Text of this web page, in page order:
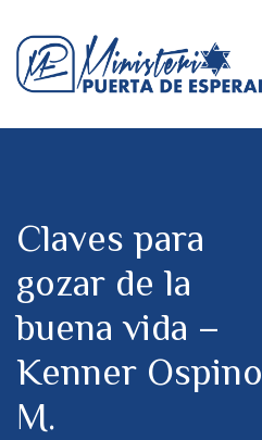
Claves para
gozar de la
buena vida –
Kenner Ospino
M.
MPE TV
DESCUBRE
DONACIONES
PARTICIPA
REUNIONES &
CONTACTOS